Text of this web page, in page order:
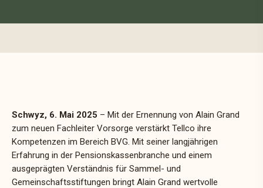
Schwyz, 6. Mai 2025 – Mit der Ernennung von Alain Grand
zum neuen Fachleiter Vorsorge verstärkt Tellco ihre
Kompetenzen im Bereich BVG. Mit seiner langjährigen
Erfahrung in der Pensionskassenbranche und einem
ausgeprägten Verständnis für Sammel- und
Gemeinschaftsstiftungen bringt Alain Grand wertvolle